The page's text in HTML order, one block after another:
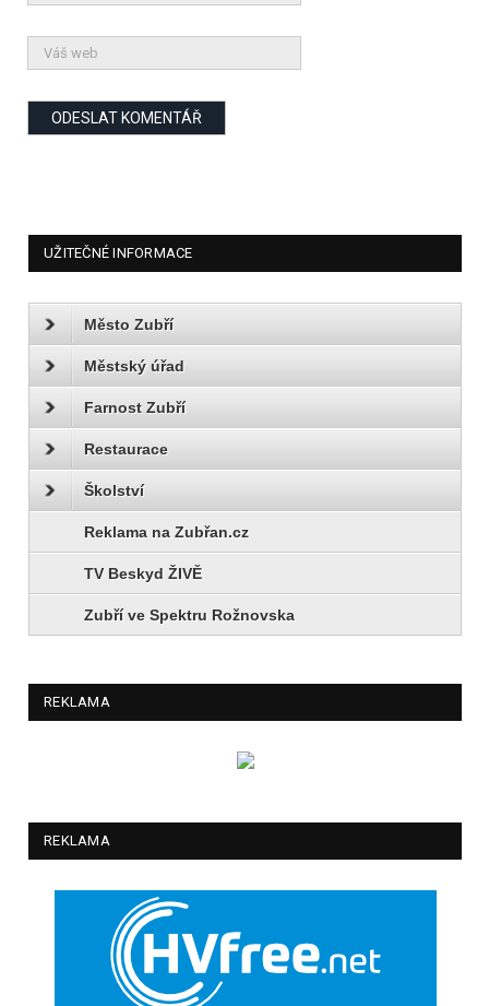
UŽITEČNÉ INFORMACE
Město Zubří
Městský úřad
Farnost Zubří
Restaurace
Školství
Reklama na Zubřan.cz
TV Beskyd ŽIVĚ
Zubří ve Spektru Rožnovska
REKLAMA
REKLAMA